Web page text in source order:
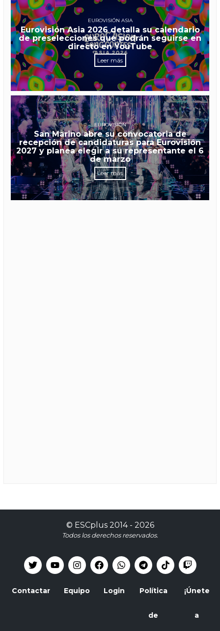
EUROVISIÓN ASIA
Eurovisión Asia 2026 detalla su calendario
de preselecciones que podrán seguirse en
directo en YouTube
Leer más
EUROVISIÓN
San Marino abre su convocatoria de
recepción de candidaturas para Eurovisión
2027 y planea elegir a su representante el 6
de marzo
Leer más
© ESCplus2014 - 2026
Todos los derechos reservados.
Contactar Equipo Login Política
de
¡Únete
a